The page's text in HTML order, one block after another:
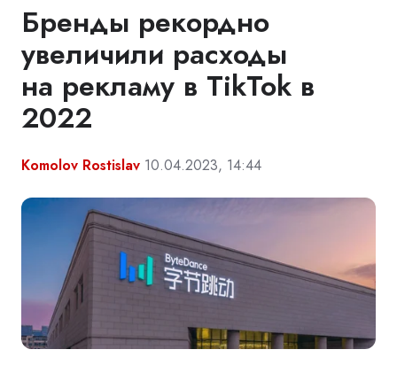
Бренды рекордно
увеличили расходы
на рекламу в TikTok в
2022
Komolov Rostislav 10.04.2023, 14:44